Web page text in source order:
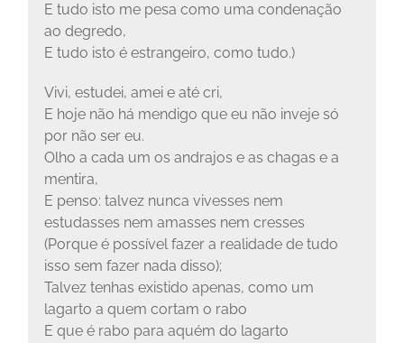
E tudo isto me pesa como uma condenação
ao degredo,
E tudo isto é estrangeiro, como tudo.)
Vivi, estudei, amei e até cri,
E hoje não há mendigo que eu não inveje só
por não ser eu.
Olho a cada um os andrajos e as chagas e a
mentira,
E penso: talvez nunca vivesses nem
estudasses nem amasses nem cresses
(Porque é possível fazer a realidade de tudo
isso sem fazer nada disso);
Talvez tenhas existido apenas, como um
lagarto a quem cortam o rabo
E que é rabo para aquém do lagarto